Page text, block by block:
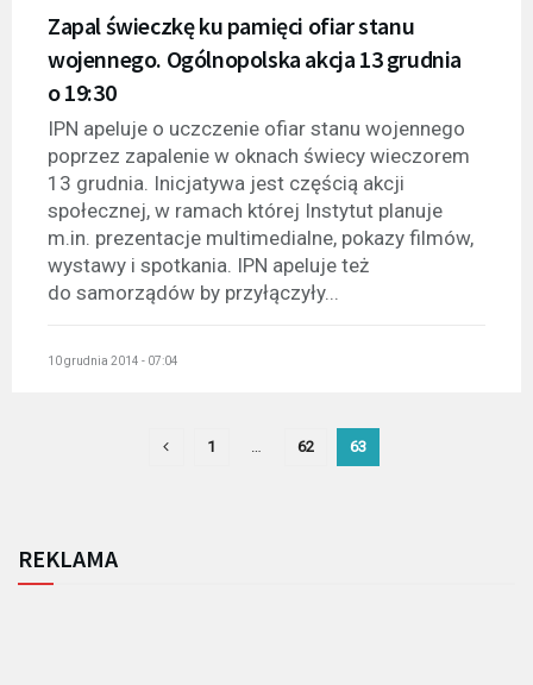
Zapal świeczkę ku pamięci ofiar stanu
wojennego. Ogólnopolska akcja 13 grudnia
o 19:30
IPN apeluje o uczczenie ofiar stanu wojennego
poprzez zapalenie w oknach świecy wieczorem
13 grudnia. Inicjatywa jest częścią akcji
społecznej, w ramach której Instytut planuje
m.in. prezentacje multimedialne, pokazy filmów,
wystawy i spotkania. IPN apeluje też
do samorządów by przyłączyły...
10 grudnia 2014 - 07:04
1 62 63
REKLAMA